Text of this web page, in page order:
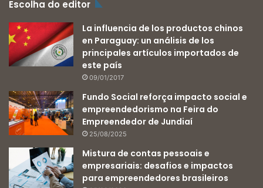
Escolha do editor
La influencia de los productos chinos
en Paraguay: un análisis de los
principales artículos importados de
este país
09/01/2017
Fundo Social reforça impacto social e
empreendedorismo na Feira do
Empreendedor de Jundiaí
25/08/2025
Mistura de contas pessoais e
empresariais: desafios e impactos
para empreendedores brasileiros